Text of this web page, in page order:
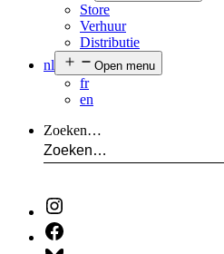
Store
Verhuur
Distributie
nl
Open menu
fr
en
Zoeken…